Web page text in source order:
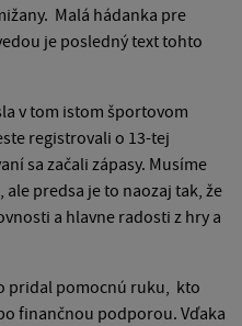
Malá hádanka pre
je posledný text tohto
v tom istom športovom
registrovali o 13-tej
sa začali zápasy. Musíme
predsa je to naozaj tak, že
a hlavne radosti z hry a
pridal pomocnú ruku, kto
finančnou podporou. Vďaka